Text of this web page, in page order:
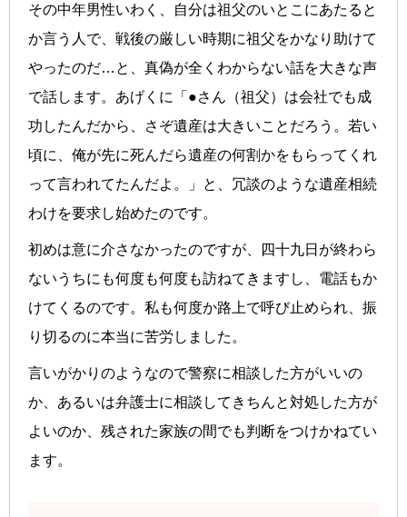
その中年男性いわく、自分は祖父のいとこにあたると
か言う人で、戦後の厳しい時期に祖父をかなり助けて
やったのだ…と、真偽が全くわからない話を大きな声
で話します。あげくに「●さん（祖父）は会社でも成
功したんだから、さぞ遺産は大きいことだろう。若い
頃に、俺が先に死んだら遺産の何割かをもらってくれ
って言われてたんだよ。」と、冗談のような遺産相続
わけを要求し始めたのです。
初めは意に介さなかったのですが、四十九日が終わら
ないうちにも何度も何度も訪ねてきますし、電話もか
けてくるのです。私も何度か路上で呼び止められ、振
り切るのに本当に苦労しました。
言いがかりのようなので警察に相談した方がいいの
か、あるいは弁護士に相談してきちんと対処した方が
よいのか、残された家族の間でも判断をつけかねてい
ます。